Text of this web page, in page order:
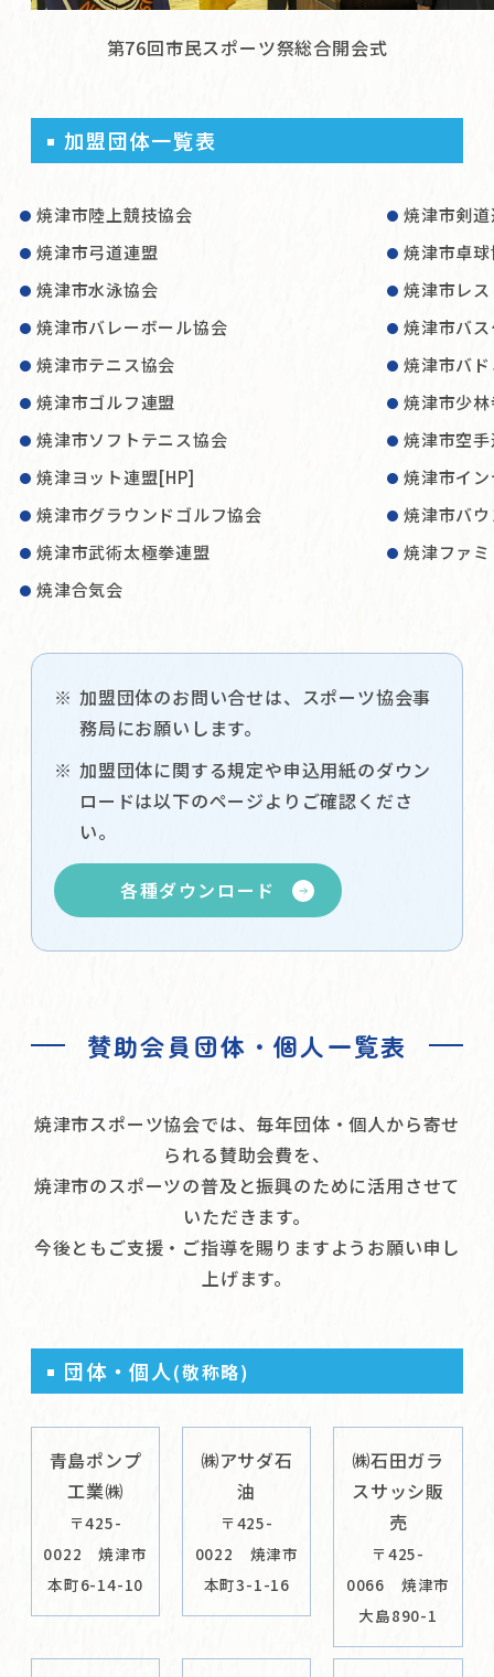
第76回市民スポーツ祭総合開会式
加盟団体一覧表
焼津市陸上競技協会
焼津市剣
焼津市弓道連盟
焼津市卓
焼津市水泳協会
焼津市レ
焼津市バレーボール協会
焼津市バ
焼津市テニス協会
焼津市バ
焼津市ゴルフ連盟
焼津市少
焼津市ソフトテニス協会
焼津市空
焼津ヨット連盟[HP]
焼津市イ
焼津市グラウンドゴルフ協会
焼津市バ
焼津市武術太極拳連盟
焼津ファ
焼津合気会
加盟団体のお問い合せは、スポーツ協会事
務局にお願いします。
加盟団体に関する規定や申込用紙のダウン
ロードは以下のページよりご確認くださ
い。
各種ダウンロード
賛助会員団体・個人一覧表
焼津市スポーツ協会では、毎年団体・個人から寄せ
られる賛助会費を、
焼津市のスポーツの普及と振興のために活用させて
いただきます。
今後ともご支援・ご指導を賜りますようお願い申し
上げます。
団体・個人 (敬称略)
青島ポンプ
工業㈱
〒425-
0022 焼津市
本町6-14-10
㈱アサダ石
油
〒425-
0022 焼津市
本町3-1-16
㈱石田ガラ
スサッシ販
売
〒425-
0066 焼津市
大島890-1